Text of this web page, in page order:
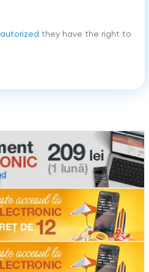
autorized they have the right to